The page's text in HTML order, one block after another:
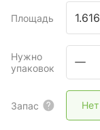
Площадь
Нужно
упаковок
Запас Нет